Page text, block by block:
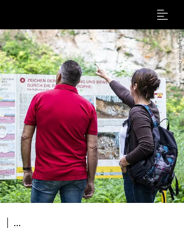
Menu
...